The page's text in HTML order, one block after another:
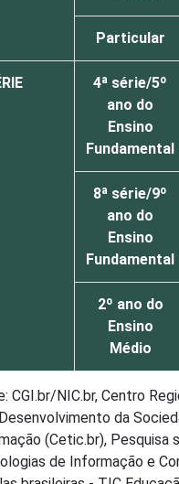
Particular
4ª série/5º
ano do
Ensino
Fundamental
8ª série/9º
ano do
Ensino
Fundamental
2º ano do
Ensino
Médio
CGI.br/NIC.br, Centro
da
(Cetic.br), Pesquisa
de Informação e